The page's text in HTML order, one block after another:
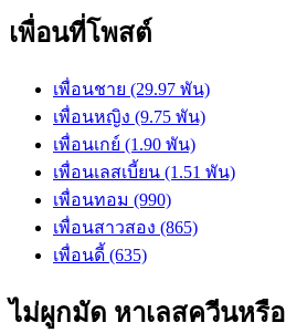
เพื่อนที่โพสต์
เพื่อนชาย (29.97 พัน)
เพื่อนหญิง (9.75 พัน)
เพื่อนเกย์ (1.90 พัน)
เพื่อนเลสเบี้ยน (1.51 พัน)
เพื่อนทอม (990)
เพื่อนสาวสอง (865)
เพื่อนดี้ (635)
ไม่ผูกมัด หาเลสควีนหรื